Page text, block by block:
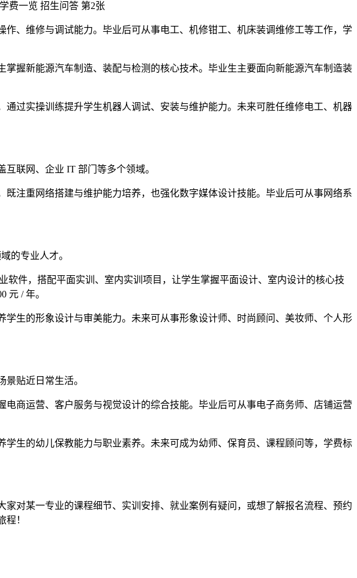
、维修与调试能力。毕业后可从事电工、机修钳工、机床装调维修工等工作，学
握新能源汽车制造、装配与检测的核心技术。毕业生主要面向新能源汽车制造装
过实操训练提升学生机器人调试、安装与维护能力。未来可胜任维修电工、机器
联网、企业 IT 部门等多个领域。
注重网络搭建与维护能力培养，也强化数字媒体设计技能。毕业后可从事网络系
的专业人才。
软件，搭配平面实训、室内实训项目，让学生掌握平面设计、室内设计的核心技
元 / 年。
生的形象设计与审美能力。未来可从事形象设计师、时尚顾问、美妆师、个人形
贴近日常生活。
商运营、客户服务与视觉设计的综合技能。毕业后可从事电子商务师、店铺运营
生的幼儿保教能力与职业素养。未来可成为幼师、保育员、课程顾问等，学费标
对某一专业的课程细节、实训安排、就业案例有疑问，或想了解报名流程、预约
！